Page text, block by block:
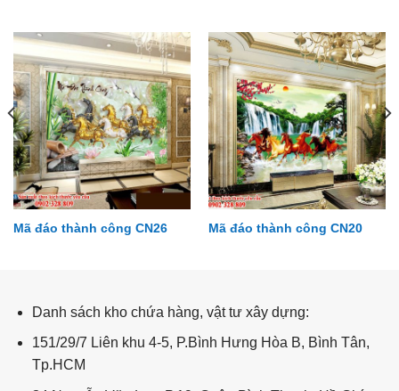
Mã đáo thành công CN26 Mã đáo thành công CN20
Danh sách kho chứa hàng, vật tư xây dựng:
151/29/7 Liên khu 4-5, P.Bình Hưng Hòa B, Bình Tân,
Tp.HCM